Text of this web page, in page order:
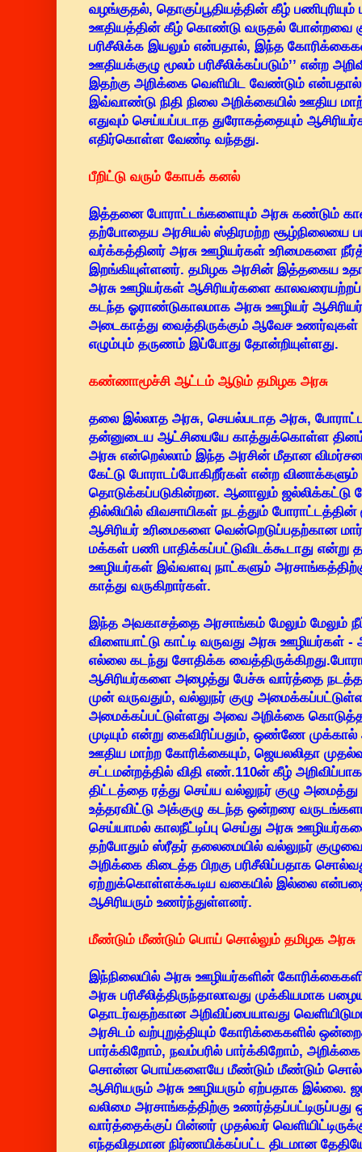
வழங்குதல், தொகுப்பூதியத்தின் கீழ்
ஊதியத்தின் கீழ் கொண்டு வருதல் போன்றவை
பரிசீலிக்க இயலும் என்பதால், இந்த
ஊதியக்குழு மூலம் பரிசீலிக்கப்படும்’’ என்ற
இதற்கு அறிக்கை வெளியிட வேண்டும் என்பதால்
இவ்வாண்டு நிதி நிலை அறிக்கையில் ஊதிய
எதுவும் செய்யப்படாத துரோகத்தையும்
எதிர்கொள்ள வேண்டி வந்தது.
பீறிட்டு வரும் கோபக் கனல்
இத்தனை போராட்டங்களையும் அரசு கண்டும்
தற்போதைய அரசியல் ஸ்திரமற்ற சூழ்நிலையை
வர்க்கத்தினர் அரசு ஊழியர்கள் உரிமைகளை
இறங்கியுள்ளனர். தமிழக அரசின் இத்தகைய
அரசு ஊழியர்கள் ஆசிரியர்களை காலவரையற்றப்
கடந்த ஓராண்டுகாலமாக அரசு ஊழியர்
அடைகாத்து வைத்திருக்கும் ஆவேச உணர்வுகள்
எழும்பும் தருணம் இப்போது தோன்றியுள்ளது.
கண்ணாமூச்சி ஆட்டம் ஆடும் தமிழக அரசு
தலை இல்லாத அரசு, செயல்படாத அரசு,
தன்னுடைய ஆட்சியையே காத்துக்கொள்ள
அரசு என்றெல்லாம் இந்த அரசின் மீதான
கேட்டு போராடப்போகிறீர்கள் என்ற
தொடுக்கப்படுகின்றன. ஆனாலும் ஜல்லிக்கட்டு
தில்லியில் விவசாயிகள் நடத்தும்
ஆசிரியர் உரிமைகளை வென்றெடுப்பதற்கான
மக்கள் பணி பாதிக்கப்பட்டுவிடக்கூடாது என்று
ஊழியர்கள் இவ்வளவு நாட்களும்
காத்து வருகிறார்கள்.
இந்த அவகாசத்தை அரசாங்கம் மேலும் மேலும்
விளையாட்டு காட்டி வருவது அரசு
எல்லை கடந்து சோதிக்க
ஆசிரியர்களை அழைத்து பேச்சு வார்த்தை நடத்த
முன் வருவதும், வல்லுநர் குழு
அமைக்கப்பட்டுள்ளது அவை அறிக்கை கொடுத்த
முடியும் என்று கைவிரிப்பதும், ஒண்ணே
ஊதிய மாற்ற கோரிக்கையும், ஜெயலலிதா
சட்டமன்றத்தில் விதி எண்.110ன் கீழ் அறிவிப்பாக
திட்டத்தை ரத்து செய்ய வல்லுநர் குழு அமைத்து
உத்தரவிட்டு அக்குழு கடந்த ஒன்றரை
செய்யாமல் காலநீட்டிப்பு செய்து அரசு
தற்போதும் ஸ்ரீதர் தலைமையில் வல்லுநர்
அறிக்கை கிடைத்த பிறகு பரிசீலிப்பதாக
ஏற்றுக்கொள்ளக்கூடிய வகையில் இல்லை
ஆசிரியரும் உணர்ந்துள்ளனர்.
மீண்டும் மீண்டும் பொய் சொல்லும் தமிழக அரசு
இந்நிலையில் அரசு ஊழியர்களின்
அரசு பரிசீலித்திருந்தாலாவது முக்கியமாக
தொடர்வதற்கான அறிவிப்பையாவது
அரசிடம் வற்புறுத்தியும் கோரிக்கைகளில்
பார்க்கிறோம், நவம்பரில் பார்க்கிறோம்,
சொன்ன பொய்களையே மீண்டும் மீண்டும்
ஆசிரியரும் அரசு ஊழியரும் ஏற்பதாக
வலிமை அரசாங்கத்திற்கு உணர்த்தப்பட்டிருப்பது
வார்த்தைக்குப் பின்னர் முதல்வர்
எந்தவிதமான நிர்ணயிக்கப்பட்ட திடமான